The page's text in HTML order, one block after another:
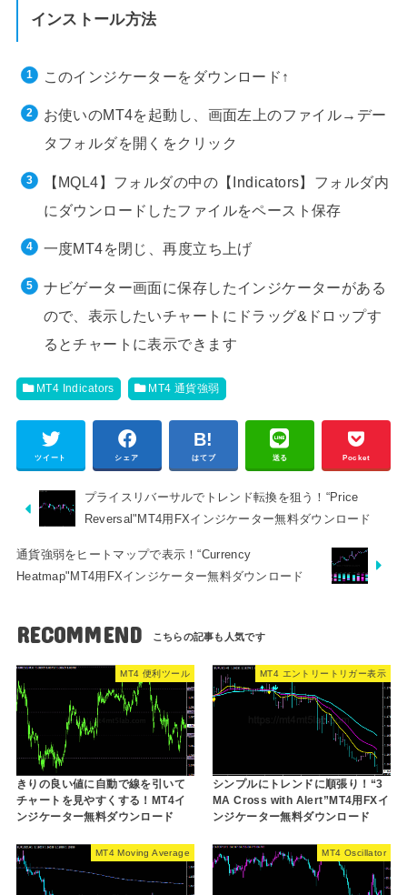
インストール方法
このインジケーターをダウンロード↑
お使いのMT4を起動し、画面左上のファイル→デー
タフォルダを開くをクリック
【MQL4】フォルダの中の【Indicators】フォルダ内
にダウンロードしたファイルをペースト保存
一度MT4を閉じ、再度立ち上げ
ナビゲーター画面に保存したインジケーターがある
ので、表示したいチャートにドラッグ&ドロップす
るとチャートに表示できます
MT4 Indicators MT4 通貨強弱
ツイート シェア はてブ 送る Pocket
プライスリバーサルでトレンド転換を狙う！“Price
Reversal"MT4用FXインジケーター無料ダウンロード
通貨強弱をヒートマップで表示！“Currency
Heatmap"MT4用FXインジケーター無料ダウンロード
RECOMMEND
MT4 便利ツール
きりの良い値に自動で線を引いて
チャートを見やすくする！MT4イ
ンジケーター無料ダウンロード
MT4 エントリートリガー表示
シンプルにトレンドに順張り！“3
MA Cross with Alert”MT4用FXイ
ンジケーター無料ダウンロード
MT4 Moving Average MT4 Oscillator